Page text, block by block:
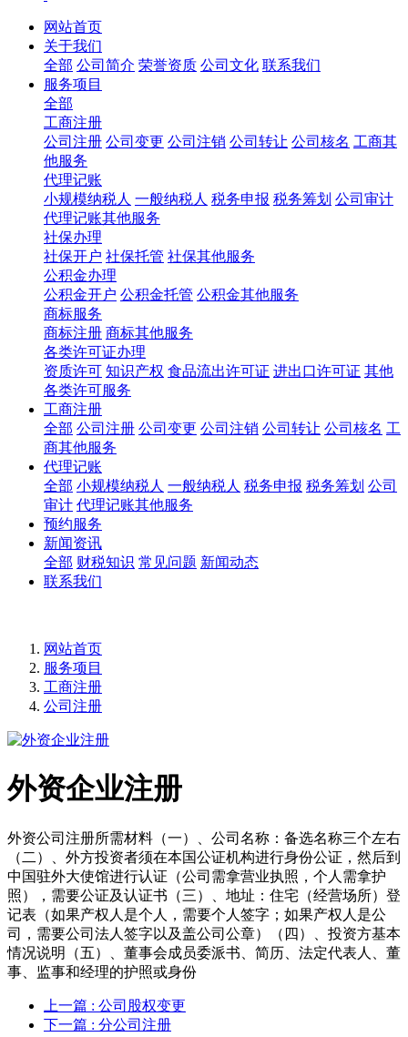
网站首页
关于我们
全部 公司简介 荣誉资质 公司文化 联系我们
服务项目
全部
工商注册
公司注册 公司变更 公司注销 公司转让 公司核名 工商其
他服务
代理记账
小规模纳税人 一般纳税人 税务申报 税务筹划 公司审计
代理记账其他服务
社保办理
社保开户 社保托管 社保其他服务
公积金办理
公积金开户 公积金托管 公积金其他服务
商标服务
商标注册 商标其他服务
各类许可证办理
资质许可 知识产权 食品流出许可证 进出口许可证 其他
各类许可服务
工商注册
全部 公司注册 公司变更 公司注销 公司转让 公司核名 工
商其他服务
代理记账
全部 小规模纳税人 一般纳税人 税务申报 税务筹划 公司
审计 代理记账其他服务
预约服务
新闻资讯
全部 财税知识 常见问题 新闻动态
联系我们
网站首页
服务项目
工商注册
公司注册
外资企业注册
外资公司注册所需材料（一）、公司名称：备选名称三个左右
（二）、外方投资者须在本国公证机构进行身份公证，然后到
中国驻外大使馆进行认证（公司需拿营业执照，个人需拿护
照），需要公证及认证书（三）、地址：住宅（经营场所）登
记表（如果产权人是个人，需要个人签字；如果产权人是公
司，需要公司法人签字以及盖公司公章）（四）、投资方基本
情况说明（五）、董事会成员委派书、简历、法定代表人、董
事、监事和经理的护照或身份
上一篇 : 公司股权变更
下一篇 : 分公司注册